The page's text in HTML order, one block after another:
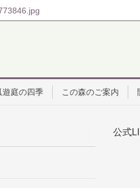
遊庭の四季 この森のご案内
公式